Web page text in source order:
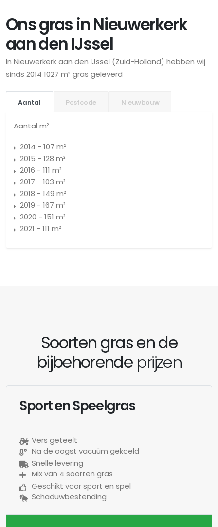
Ons gras in Nieuwerkerk
aan den IJssel
In Nieuwerkerk aan den IJssel (Zuid-Holland) hebben wij
sinds 2014 1027 m² gras geleverd
Aantal Postcode Nieuwbouw
Aantal m²
2014 - 107 m²
2015 - 128 m²
2016 - 111 m²
2017 - 103 m²
2018 - 149 m²
2019 - 167 m²
2020 - 151 m²
2021 - 111 m²
Soorten gras en de
bijbehorendeprijzen
Sport en Speelgras
Vers geteelt
Na de oogst vacuüm gekoeld
Snelle levering
Mix van 4 soorten gras
Geschikt voor sport en spel
Schaduwbestending